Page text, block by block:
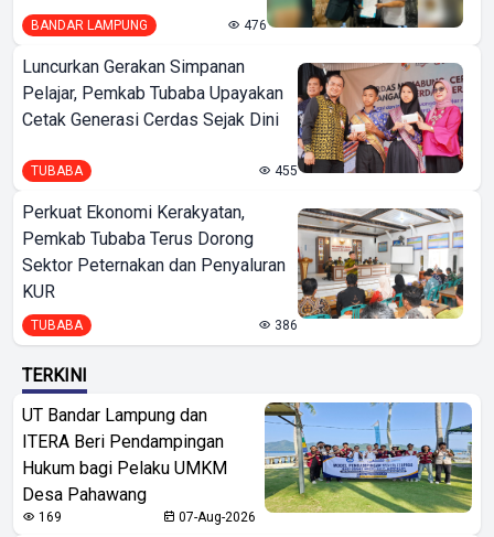
BANDAR LAMPUNG 476
Luncurkan Gerakan Simpanan
Pelajar, Pemkab Tubaba Upayakan
Cetak Generasi Cerdas Sejak Dini
TUBABA 455
Perkuat Ekonomi Kerakyatan,
Pemkab Tubaba Terus Dorong
Sektor Peternakan dan Penyaluran
KUR
TUBABA 386
TERKINI
UT Bandar Lampung dan
ITERA Beri Pendampingan
Hukum bagi Pelaku UMKM
Desa Pahawang
169 07-Aug-2026